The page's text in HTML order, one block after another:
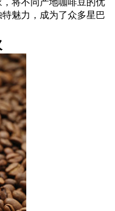
魅力，成为了众多星巴